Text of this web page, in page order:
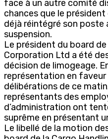
face à un autre comité
chances que le président
déjà réintégré son poste
suspension.
Le président du board
Corporation Ltd a été
décision de limogeage.
représentation en faveur
délibérations de ce
représentants des
d’administration ont
suprême en présentant
Le libellé de la motion